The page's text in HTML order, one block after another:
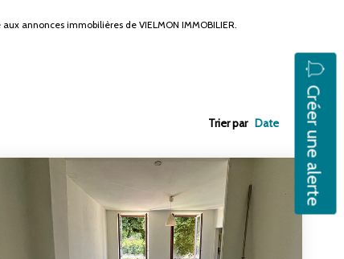
annonces immobilières de VIELMON IMMOBILIER.
Créer une alerte
Trier par